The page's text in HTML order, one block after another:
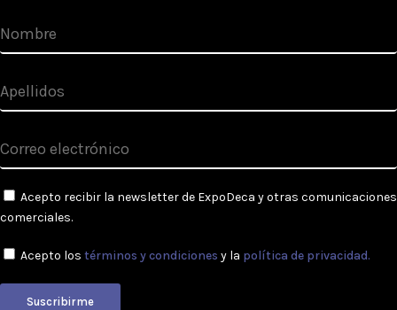
Acepto recibir la newsletter de ExpoDeca y otras comunicaciones
comerciales.
Acepto los términos y condiciones y la política de privacidad.
Suscribirme